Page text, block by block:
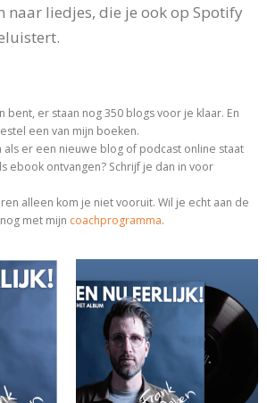
naar liedjes, die je ook op Spotify
bent, er staan nog 350 blogs voor je klaar. En
een van mijn boeken.
als er een nieuwe blog of podcast online staat
ebook ontvangen? Schrijf je dan in voor
alleen kom je niet vooruit. Wil je echt aan de
met mijn coachprogramma.